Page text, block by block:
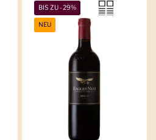
BIS ZU -29%
NEU